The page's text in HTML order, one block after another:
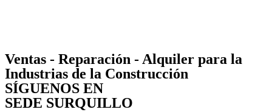
Ventas - Reparación - Alquiler para la
Industrias de la Construcción
SÍGUENOS EN
SEDE SURQUILLO